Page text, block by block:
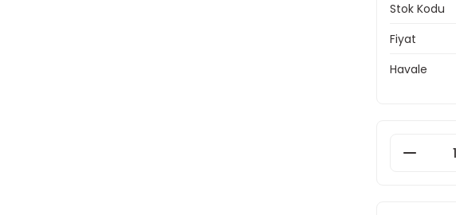
Stok Kodu
Fiyat
Havale